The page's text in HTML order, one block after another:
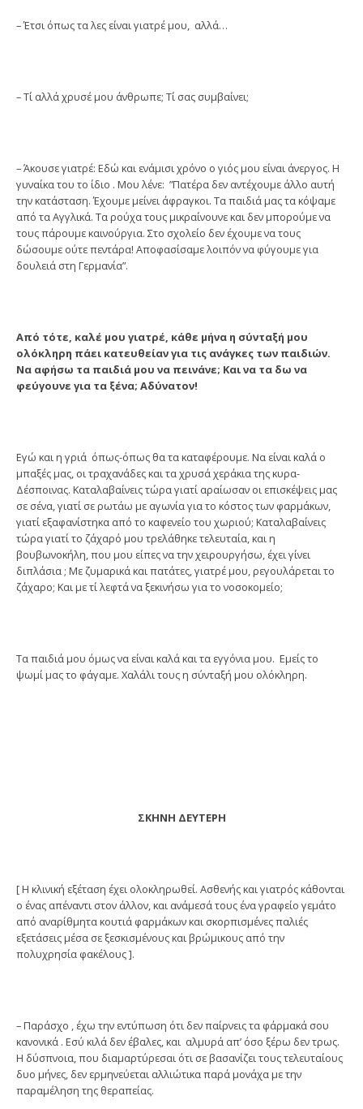
– Έτσι όπως τα λες είναι γιατρέ μου, αλλά…
– Τί αλλά χρυσέ μου άνθρωπε; Τί σας συμβαίνει;
– Άκουσε γιατρέ: Εδώ και ενάμισι χρόνο ο γιός μου είναι άνεργος. Η
γυναίκα του το ίδιο . Μου λένε: ”Πατέρα δεν αντέχουμε άλλο αυτή
την κατάσταση. Έχουμε μείνει άφραγκοι. Τα παιδιά μας τα κόψαμε
από τα Αγγλικά. Τα ρούχα τους μικραίνουνε και δεν μπορούμε να
τους πάρουμε καινούργια. Στο σχολείο δεν έχουμε να τους
δώσουμε ούτε πεντάρα! Αποφασίσαμε λοιπόν να φύγουμε για
δουλειά στη Γερμανία”.
Από τότε, καλέ μου γιατρέ, κάθε μήνα η σύνταξή μου
ολόκληρη πάει κατευθείαν για τις ανάγκες των παιδιών.
Να αφήσω τα παιδιά μου να πεινάνε; Και να τα δω να
φεύγουνε για τα ξένα; Αδύνατον!
Εγώ και η γριά όπως-όπως θα τα καταφέρουμε. Να είναι καλά ο
μπαξές μας, οι τραχανάδες και τα χρυσά χεράκια της κυρα-
Δέσποινας. Καταλαβαίνεις τώρα γιατί αραίωσαν οι επισκέψεις μας
σε σένα, γιατί σε ρωτάω με αγωνία για το κόστος των φαρμάκων,
γιατί εξαφανίστηκα από το καφενείο του χωριού; Καταλαβαίνεις
τώρα γιατί το ζάχαρό μου τρελάθηκε τελευταία, και η
βουβωνοκήλη, που μου είπες να την χειρουργήσω, έχει γίνει
διπλάσια ; Με ζυμαρικά και πατάτες, γιατρέ μου, ρεγουλάρεται το
ζάχαρο; Και με τί λεφτά να ξεκινήσω για το νοσοκομείο;
Τα παιδιά μου όμως να είναι καλά και τα εγγόνια μου. Εμείς το
ψωμί μας το φάγαμε. Χαλάλι τους η σύνταξή μου ολόκληρη.
ΣΚΗΝΗ ΔΕΥΤΕΡΗ
[ Η κλινική εξέταση έχει ολοκληρωθεί. Ασθενής και γιατρός κάθονται
ο ένας απέναντι στον άλλον, και ανάμεσά τους ένα γραφείο γεμάτο
από αναρίθμητα κουτιά φαρμάκων και σκορπισμένες παλιές
εξετάσεις μέσα σε ξεσκισμένους και βρώμικους από την
πολυχρησία φακέλους ].
– Παράσχο , έχω την εντύπωση ότι δεν παίρνεις τα φάρμακά σου
κανονικά . Εσύ κιλά δεν έβαλες, και αλμυρά απ’ όσο ξέρω δεν τρως.
Η δύσπνοια, που διαμαρτύρεσαι ότι σε βασανίζει τους τελευταίους
δυο μήνες, δεν ερμηνεύεται αλλιώτικα παρά μονάχα με την
παραμέληση της θεραπείας.